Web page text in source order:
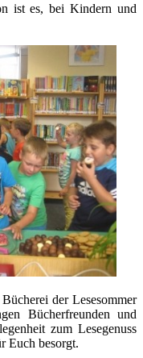
ist es, bei Kindern und
der Lesesommer
Bücherfreunden und
zum Lesegenuss
Euch besorgt.